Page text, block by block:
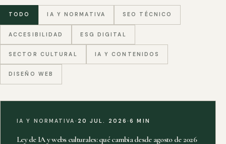
TODO IA Y NORMATIVA SEO TÉCNICO
ACCESIBILIDAD ESG DIGITAL
SECTOR CULTURAL IA Y CONTENIDOS
DISEÑO WEB
IA Y NORMATIVA · 20 JUL. 2026·6 MIN
Ley de IA y webs culturales: qué cambia desde agosto de 2026